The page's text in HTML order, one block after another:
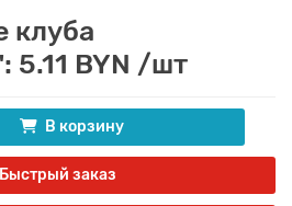
клуба
5.11 BYN /шт
В корзину
Быстрый заказ